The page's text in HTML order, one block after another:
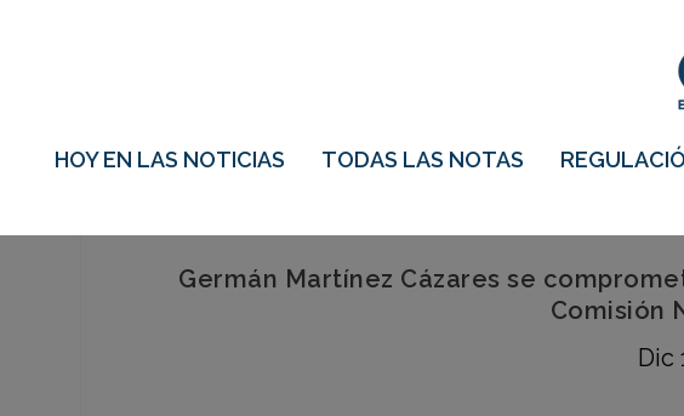
HOY EN LAS NOTICIAS TODAS LAS NOTAS
Germán Martínez Cázares se
Comisión
Dic